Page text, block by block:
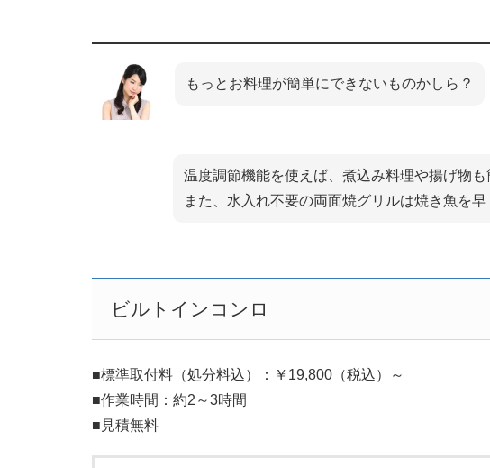
もっとお料理が簡単にできないものかしら？
温度調節機能を使えば、煮込み料理や揚げ物も
また、水入れ不要の両面焼グリルは焼き魚を早
ビルトインコンロ
■標準取付料（処分料込）：￥19,800（税込）～
■作業時間：約2～3時間
■見積無料